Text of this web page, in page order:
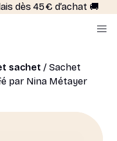
dès 45 € d’achat 🚚
sachet / Sachet
par Nina Métayer